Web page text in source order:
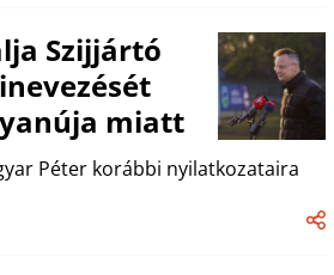
Szijjártó
miatt
Péter korábbi nyilatkozataira